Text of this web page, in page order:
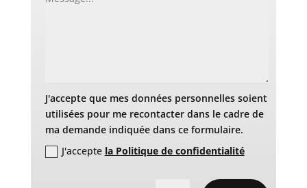
J'accepte que mes données personnelles soient
utilisées pour me recontacter dans le cadre de
ma demande indiquée dans ce formulaire.
J'accepte la Politique de confidentialité